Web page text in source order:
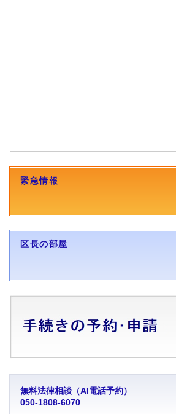
緊急情報
区長の部屋
無料法律相談（AI電話予約
050-1808-6070